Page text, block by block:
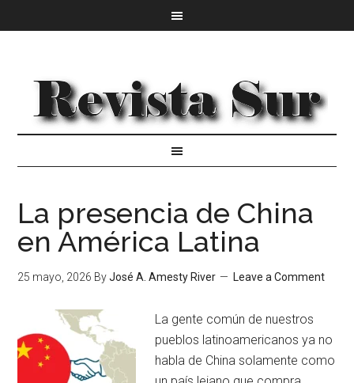
La presencia de China
en América Latina
25 mayo, 2026 ByJosé A. Amesty River Leave a Comment
La gente común de nuestros
pueblos latinoamericanos ya no
habla de China solamente como